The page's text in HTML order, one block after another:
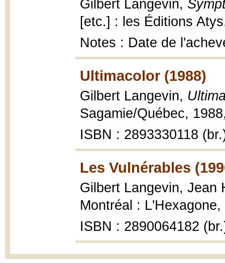
Gilbert Langevin,
[etc.] : les Éditions
Notes : Date de
Ultimacolor (1988)
Gilbert Langevin,
Sagamie/Québec,
ISBN : 2893330118
Les Vulnérables
Gilbert Langevin, Jean
Montréal :
ISBN : 2890064182